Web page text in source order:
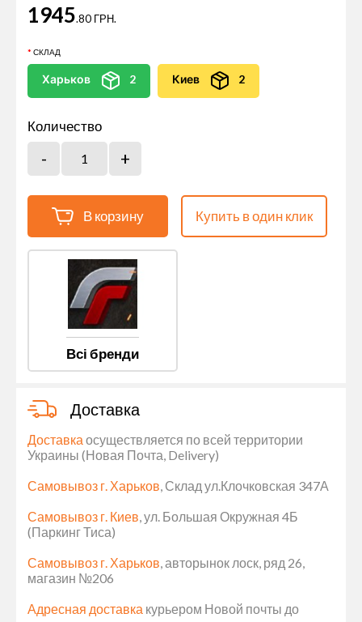
1945.80 ГРН.
СКЛАД
Харьков 2 Киев 2
Количество
В корзину Купить в один клик
Всі бренди
Доставка
Доставка осуществляется по всей территории
Украины (Новая Почта, Delivery)
Самовывоз г. Харьков, Склад ул.Клочковская 347А
Самовывоз г. Киев, ул. Большая Окружная 4Б
(Паркинг Тиса)
Самовывоз г. Харьков, авторынок лоск, ряд 26,
магазин №206
Адресная доставка курьером Новой почты до